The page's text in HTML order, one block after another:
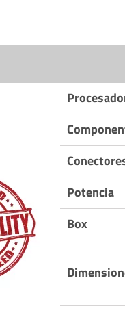
Potencia
Box